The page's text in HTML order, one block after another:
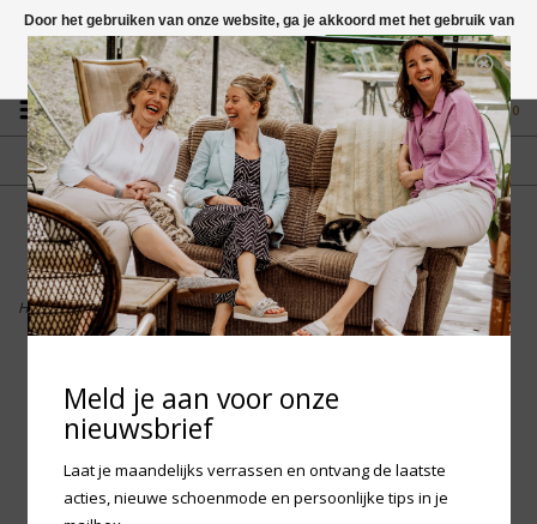
Vragen? App naar +31 58 250 1503
0
GRATIS VERZENDING NL
Vanaf € 75,-
FYSIEKE WINKEL
in Mantgum (frl)
fdad
Home>Woden Ronja Fruit - Pitaya
Door het gebruiken van onze website, ga je akkoord met het gebruik van
cookies om onze website te verbeteren.
Dit bericht verbergen
Meer over cookies »
Meld je aan voor onze
nieuwsbrief
Laat je maandelijks verrassen en ontvang de laatste
acties, nieuwe schoenmode en persoonlijke tips in je